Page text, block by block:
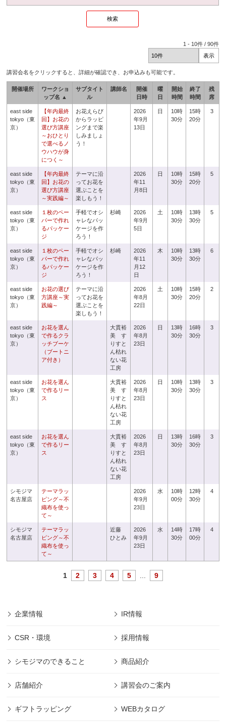
1 - 10件 /90件
講習会名をクリックすると、詳細が確認でき、お申込みも可能です。
開催場所
ワークショ
ップ名 ▲
サブタイト
ル
講師名
開催
日時
曜
日
開始
時間
終了
時間
残
席
east side
tokyo（東
京）
【年内最終
回】お花の
選び方講座
～おひとり
で選べるノ
ウハウが身
につく～
お花えらび
からラッピ
ングまで楽
しみましょ
う！
2026
年9月
13日
日
10時
30分
15時
20分
3
east side
tokyo（東
京）
【年内最終
回】お花の
選び方講座
～実践編～
テーマに沿
ってお花を
選ぶことを
楽しもう！
2026
年11
月8日
日
10時
30分
15時
20分
5
east side
tokyo（東
京）
１枚のペー
パーで作れ
るパッケー
ジ
手軽でオシ
ャレなパッ
ケージを作
ろう！
杉崎
2026
年9月
5日
土
10時
30分
13時
30分
5
east side
tokyo（東
京）
１枚のペー
パーで作れ
るパッケー
ジ
手軽でオシ
ャレなパッ
ケージを作
ろう！
杉崎
2026
年11
月12
日
木
10時
30分
13時
30分
6
east side
tokyo（東
京）
お花の選び
方講座～実
践編～
テーマに沿
ってお花を
選ぶことを
楽しもう！
2026
年8月
22日
土
10時
30分
15時
20分
2
east side
tokyo（東
京）
お花を選ん
で作るクラ
ッチブーケ
（ブートニ
ア付き）
大貫裕
美 す
りすと
ん枯れ
ない花
工房
2026
年8月
23日
日
13時
30分
16時
30分
3
east side
tokyo（東
京）
お花を選ん
で作るリー
ス
大貫裕
美 す
りすと
ん枯れ
ない花
工房
2026
年8月
23日
日
10時
30分
13時
30分
3
east side
tokyo（東
京）
お花を選ん
で作るリー
ス
大貫裕
美 す
りすと
ん枯れ
ない花
工房
2026
年8月
23日
日
13時
30分
16時
30分
3
シモジマ
名古屋店
テーマラッ
ピング～不
織布を使っ
て～
2026
年9月
23日
水
10時
00分
12時
30分
4
シモジマ
名古屋店
テーマラッ
ピング～不
織布を使っ
て～
近藤
ひとみ
2026
年9月
23日
水
14時
30分
17時
00分
4
1 2 3 4 5 9
企業情報 IR情報
CSR・環境 採用情報
シモジマのできること 商品紹介
店舗紹介 講習会のご案内
ギフトラッピング WEBカタログ